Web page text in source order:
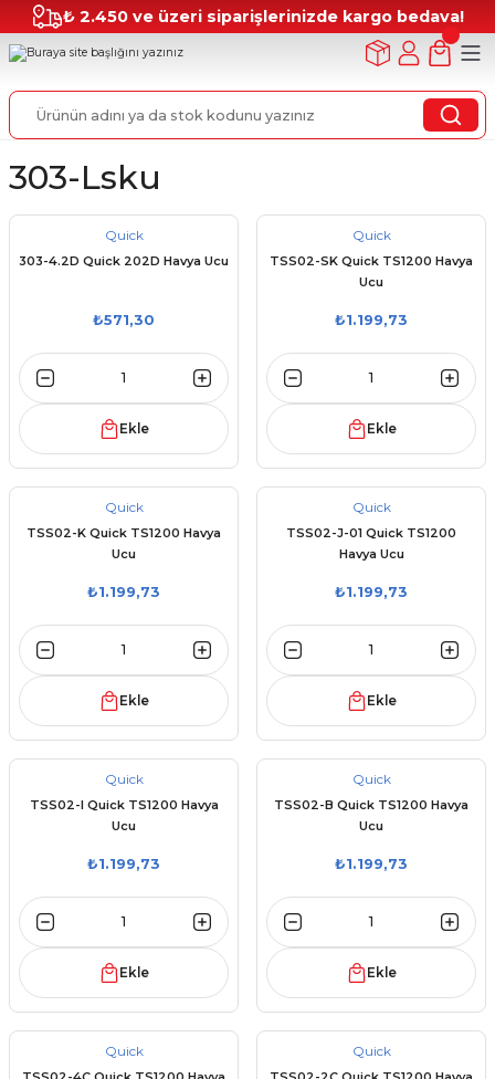
₺ 2.450 ve üzeri siparişlerinizde kargo bedava!
303-Lsku
Quick
303-4.2D Quick 202D Havya Ucu
₺571,30
Ekle
Quick
TSS02-SK Quick TS1200 Havya
Ucu
₺1.199,73
Ekle
Quick
TSS02-K Quick TS1200 Havya
Ucu
₺1.199,73
Ekle
Quick
TSS02-J-01 Quick TS1200
Havya Ucu
₺1.199,73
Ekle
Quick
TSS02-I Quick TS1200 Havya
Ucu
₺1.199,73
Ekle
Quick
TSS02-B Quick TS1200 Havya
Ucu
₺1.199,73
Ekle
Quick Quick